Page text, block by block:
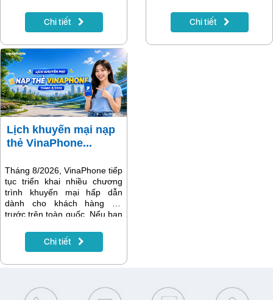
vô địch bóng đá Đông Nam Á
ASEAN Hyundai Cup 2026
được người hâm mộ bóng đá
Việt Nam mong chờ nhất
trong năm. Bên cạnh đó là
nhiều giải đấu quốc tế hấp
dẫn, gameshow đình đám và
các bộ phim phát song song
với nước ngoài, giúp MyTV
tiếp tục khẳng định vị thế là
nền tảng giải trí hàng đầu
dành cho mọi gia đình.
Chi tiết
thiết bị thông minh trong gia
đình trở nên phổ biến hơn.
Chi tiết
Lịch khuyến mại nạp
thẻ VinaPhone...
Tháng 8/2026, VinaPhone tiếp
tục triển khai nhiều chương
trình khuyến mại hấp dẫn
dành cho khách hàng trả
trước trên toàn quốc. Nếu bạn
gia hạn gói cước, đăng ký
data, gọi thoại hay tích lũy tài
được nhiều ưu đãi nhất.
Chi tiết